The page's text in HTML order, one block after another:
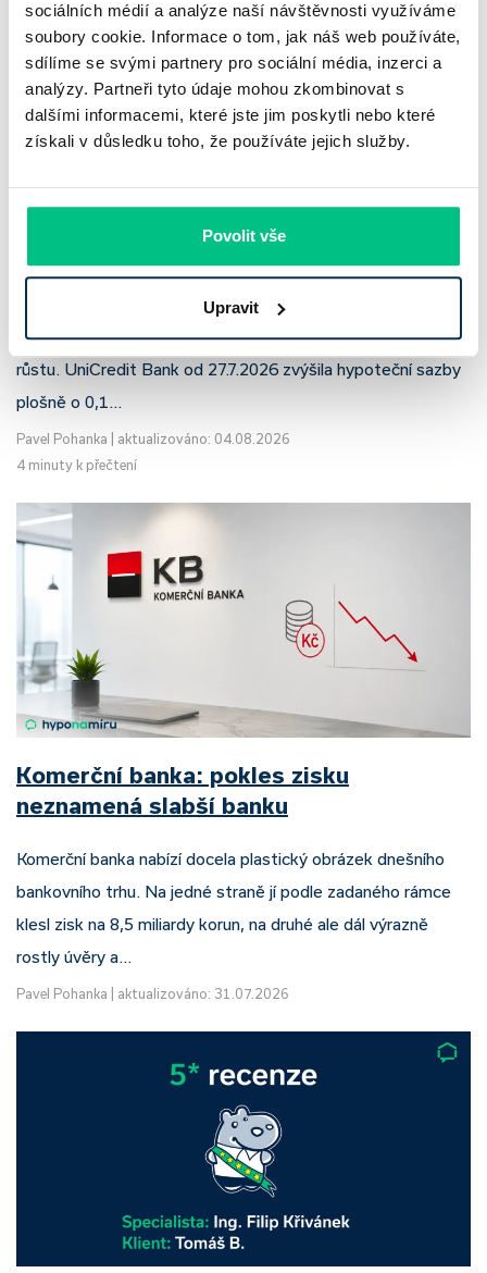
sociálních médií a analýze naší návštěvnosti využíváme
soubory cookie. Informace o tom, jak náš web používáte,
sdílíme se svými partnery pro sociální média, inzerci a
analýzy. Partneři tyto údaje mohou zkombinovat s
dalšími informacemi, které jste jim poskytli nebo které
získali v důsledku toho, že používáte jejich služby.
Povolit vše
Upravit
UniCredit Bank od 27.7.2026 zdražuje
prodloužila slevu do 6.9.2026
Český hypoteční trh na konci července 2026 potvrzuje, že
sazby zůstávají pod tlakem a část bank pokračuje v jejich
růstu. UniCredit Bank od 27.7.2026 zvýšila hypoteční sazby
plošně o 0,1…
Pavel Pohanka
aktualizováno: 04.08.2026
4 minuty k přečtení
Komerční banka: pokles zisku
neznamená slabší banku
Komerční banka nabízí docela plastický obrázek dnešního
bankovního trhu. Na jedné straně jí podle zadaného rámce
klesl zisk na 8,5 miliardy korun, na druhé ale dál výrazně
rostly úvěry a…
Pavel Pohanka aktualizováno: 31.07.2026